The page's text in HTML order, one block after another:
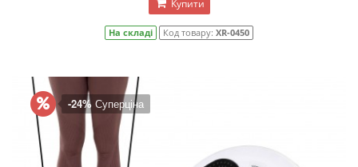
Купити
На складі Код товару: XR-0450
-24% Суперціна